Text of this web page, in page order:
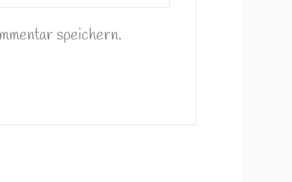
speichern.